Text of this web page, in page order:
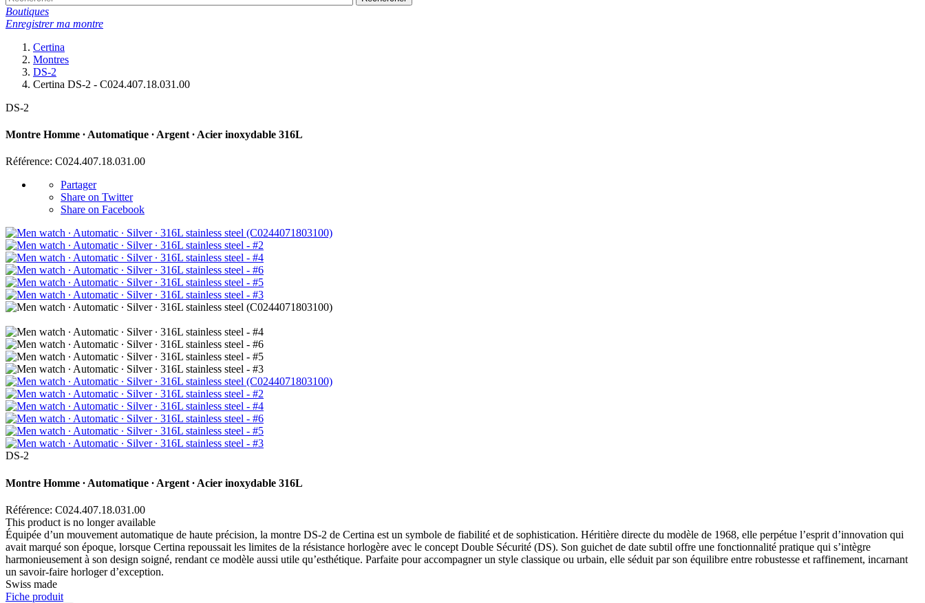
Boutiques
Enregistrer ma montre
Certina
Montres
DS-2
Certina DS-2 - C024.407.18.031.00
DS-2
Montre Homme ∙ Automatique ∙ Argent ∙ Acier inoxydable 316L
Référence: C024.407.18.031.00
Partager
Share on Twitter
Share on Facebook
DS-2
Montre Homme ∙ Automatique ∙ Argent ∙ Acier inoxydable 316L
Référence: C024.407.18.031.00
This product is no longer available
Équipée d’un mouvement automatique de haute précision, la montre DS-2 de Certina est un symbole de fiabilité et de sophistication. Héritière directe du modèle de 1968, elle perpétue l’esprit d’innovation qui
avait marqué son époque, lorsque Certina repoussait les limites de la résistance horlogère avec le concept Double Sécurité (DS). Son guichet de date subtil offre une fonctionnalité pratique qui s’intègre
harmonieusement à son design soigné, rendant ce modèle aussi utile qu’esthétique. Parfaite pour accompagner un style classique ou urbain, elle séduit par son équilibre entre robustesse et raffinement, incarnant
un savoir-faire horloger d’exception.
Swiss made
Fiche produit